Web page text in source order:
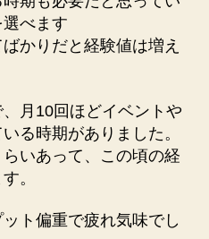
べます
かりだと経験値は増え
月10回ほどイベントや
る時期がありました。
いあって、この頃の経
。
ト偏重で疲れ気味でし